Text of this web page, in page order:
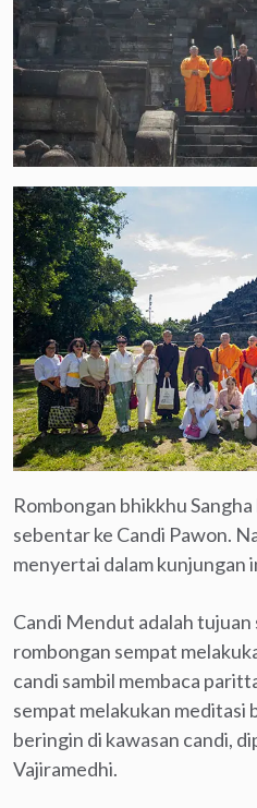
Rombongan bhikkhu
sebentar ke Candi Pawon.
menyertai dalam kunjungan
Candi Mendut adalah tujuan
rombongan sempat
candi sambil membaca
sempat melakukan meditasi
beringin di kawasan candi,
Vajiramedhi.